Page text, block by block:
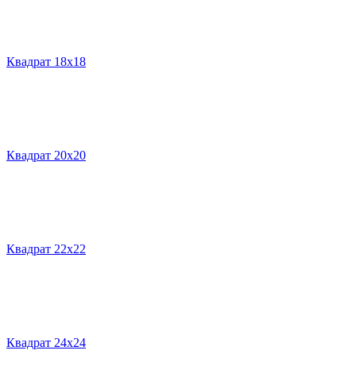
Квадрат 18х18
Квадрат 20х20
Квадрат 22х22
Квадрат 24х24